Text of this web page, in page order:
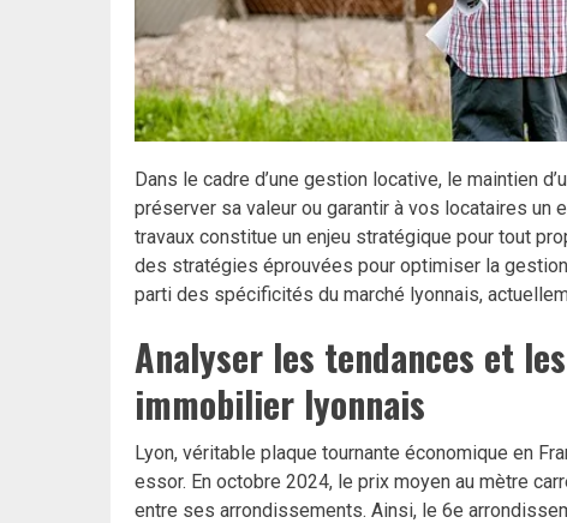
Dans le cadre d’une gestion locative, le maintien
préserver sa valeur ou garantir à vos locataires un
travaux constitue un enjeu stratégique pour tout
des stratégies éprouvées pour optimiser la
parti des spécificités du marché lyonnais,
Analyser les tendances et
immobilier lyonnais
Lyon, véritable plaque tournante économique en
essor. En octobre 2024, le prix moyen au mètre
entre ses arrondissements. Ainsi, le 6e